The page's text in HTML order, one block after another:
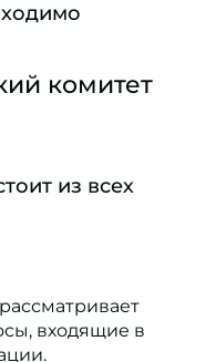
комитет
из всех
входящие в